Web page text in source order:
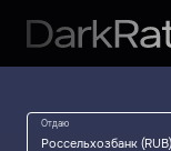
Отдаю